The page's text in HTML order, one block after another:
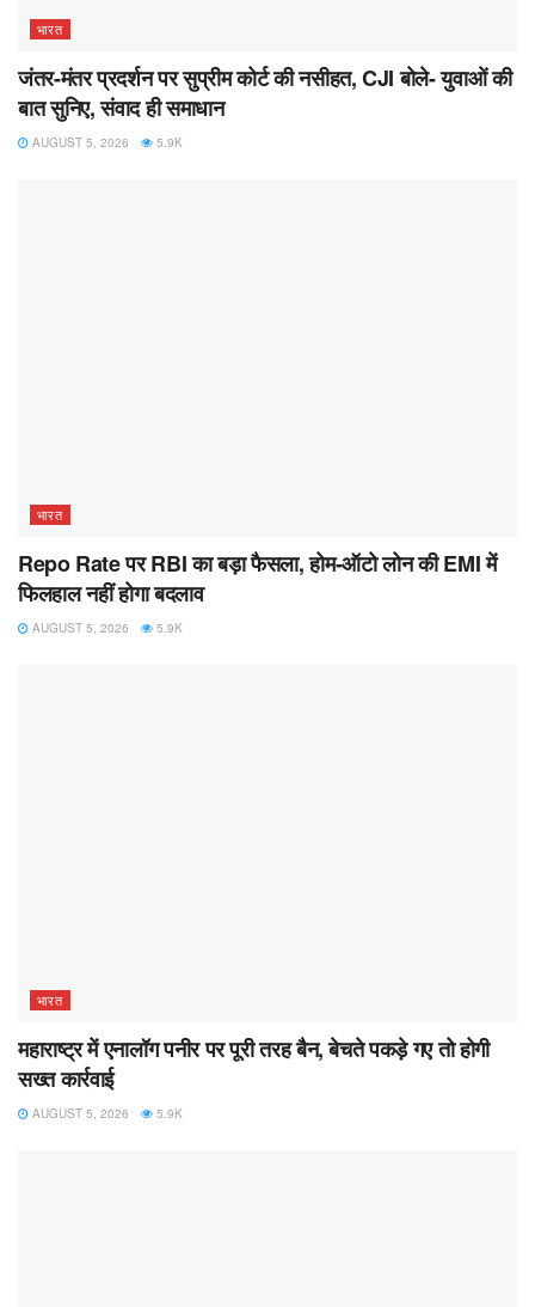
भारत
जंतर-मंतर प्रदर्शन पर सुप्रीम कोर्ट की नसीहत, CJI बोले- युवाओं की
बात सुनिए, संवाद ही समाधान
AUGUST 5, 2026 5.9K
भारत
Repo Rate पर RBI का बड़ा फैसला, होम-ऑटो लोन की EMI में
फिलहाल नहीं होगा बदलाव
AUGUST 5, 2026 5.9K
भारत
महाराष्ट्र में एनालॉग पनीर पर पूरी तरह बैन, बेचते पकड़े गए तो होगी
सख्त कार्रवाई
AUGUST 5, 2026 5.9K